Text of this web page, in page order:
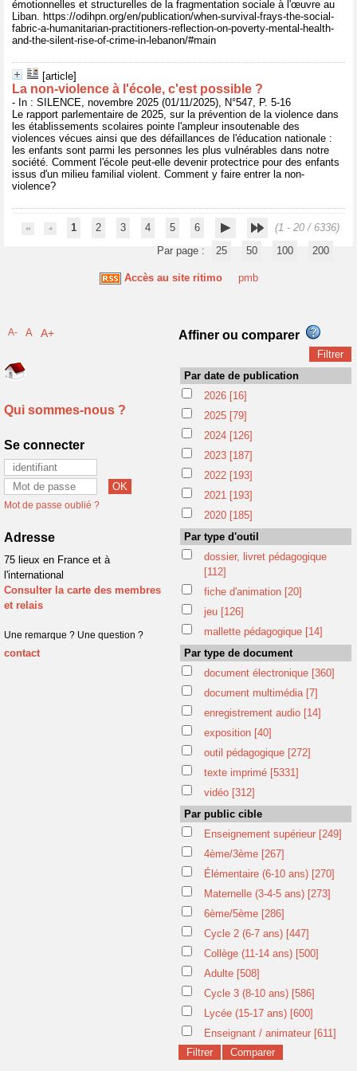
émotionnelles et structurelles de la fragmentation sociale à l'œuvre au
Liban. https://odihpn.org/en/publication/when-survival-frays-the-social-
fabric-a-humanitarian-practitioners-reflection-on-poverty-mental-health-
and-the-silent-rise-of-crime-in-lebanon/#main
[article]
La non-violence à l'école, c'est possible ?
- In : SILENCE, novembre 2025 (01/11/2025), N°547, P. 5-16
Le rapport parlementaire de 2025, sur la prévention de la violence dans
les établissements scolaires pointe l'ampleur insoutenable des
violences vécues ainsi que des défaillances de l'éducation nationale :
les enfants sont parmi les personnes les plus vulnérables dans notre
société. Comment l'école peut-elle devenir protectrice pour des enfants
issus d'un milieu familial violent. Comment y faire entrer la non-
violence?
1 2 3 4 5 6
(1 - 20 / 6336)
Par page :
25 50 100 200
Accès au site ritimo pmb
A- A A+
Qui sommes-nous ?
Se connecter
Mot de passe oublié ?
Adresse
75 lieux en France et à
l'international
Consulter la carte des membres
et relais
Une remarque ? Une question ?
contact
Affiner ou comparer
Par date de publication
2026 [16]
2025 [79]
2024 [126]
2023 [187]
2022 [193]
2021 [193]
2020 [185]
Par type d'outil
dossier, livret pédagogique
[112]
fiche d'animation [20]
jeu [126]
mallette pédagogique [14]
Par type de document
document électronique [360]
document multimédia [7]
enregistrement audio [14]
exposition [40]
outil pédagogique [272]
texte imprimé [5331]
vidéo [312]
Par public cible
Enseignement supérieur [249]
4ème/3ème [267]
Élémentaire (6-10 ans) [270]
Maternelle (3-4-5 ans) [273]
6ème/5ème [286]
Cycle 2 (6-7 ans) [447]
Collège (11-14 ans) [500]
Adulte [508]
Cycle 3 (8-10 ans) [586]
Lycée (15-17 ans) [600]
Enseignant / animateur [611]